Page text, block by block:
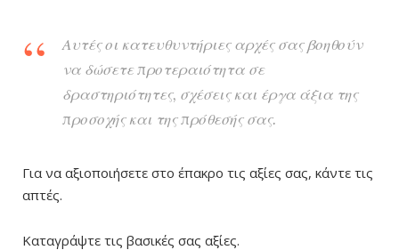
Αυτές οι κατευθυντήριες αρχές σας βοηθούν
να δώσετε προτεραιότητα σε
δραστηριότητες, σχέσεις και έργα άξια της
προσοχής και της πρόθεσής σας.
Για να αξιοποιήσετε στο έπακρο τις αξίες σας, κάντε τις
απτές.
Καταγράψτε τις βασικές σας αξίες.